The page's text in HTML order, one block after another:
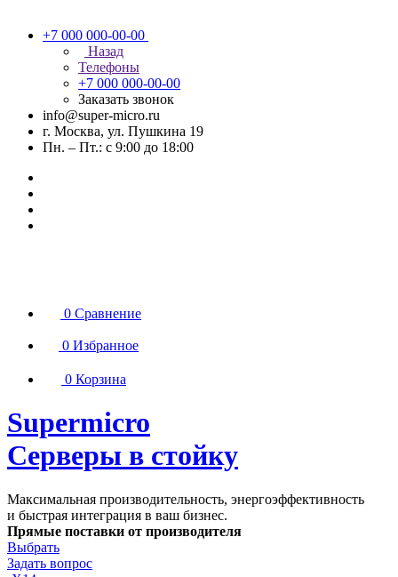
+7 000 000-00-00
Назад
Телефоны
+7 000 000-00-00
Заказать звонок
info@super-micro.ru
г. Москва, ул. Пушкина 19
Пн. – Пт.: с 9:00 до 18:00
0 Сравнение
0 Избранное
0 Корзина
Supermicro
Серверы в стойку
Максимальная производительность, энергоэффективность
и быстрая интеграция в ваш бизнес.
Прямые поставки от производителя
Выбрать
Задать вопрос